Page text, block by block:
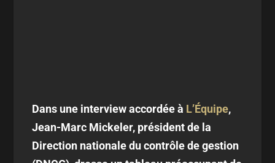
Dans une interview accordée à L’Équipe,
Jean-Marc Mickeler, président de la
Direction nationale du contrôle de gestion